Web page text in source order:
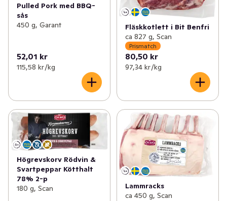
Pulled Pork med BBQ-
sås
450 g, Garant
52,01 kr
115,58 kr /kg
Fläskkotlett i Bit Benfri
ca 827 g, Scan
Prismatch
80,50 kr
97,34 kr /kg
Högrevskorv Rödvin &
Svartpeppar Kötthalt
78% 2-p
180 g, Scan
Lammracks
ca 450 g, Scan